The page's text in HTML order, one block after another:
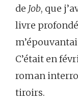
de Job, que
livre
C’était en
roman
tiroirs.